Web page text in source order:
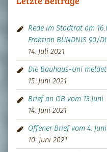
Rede im Stadtrat am
Fraktion BÜNDNIS 90/
14. Juli 2021
Die Bauhaus-Uni
15. Juni 2021
Brief an OB vom 13.Juni
14. Juni 2021
Offener Brief vom 4.
10. Juni 2021